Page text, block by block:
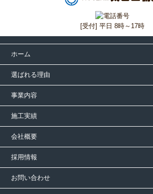
[受付] 平日 8時～17時
ホーム
選ばれる理由
事業内容
施工実績
会社概要
採用情報
お問い合わせ